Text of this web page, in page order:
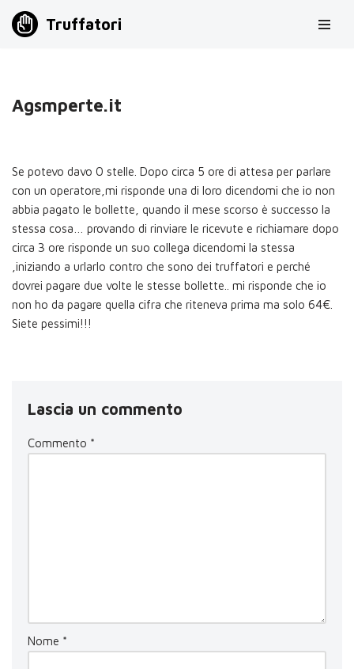
Truffatori
Agsmperte.it
Se potevo davo 0 stelle. Dopo circa 5 ore di attesa per parlare
con un operatore,mi risponde una di loro dicendomi che io non
abbia pagato le bollette, quando il mese scorso è successo la
stessa cosa… provando di rinviare le ricevute e richiamare dopo
circa 3 ore risponde un suo collega dicendomi la stessa
,iniziando a urlarlo contro che sono dei truffatori e perché
dovrei pagare due volte le stesse bollette.. mi risponde che io
non ho da pagare quella cifra che riteneva prima ma solo 64€.
Siete pessimi!!!
Lascia un commento
Commento *
Nome *